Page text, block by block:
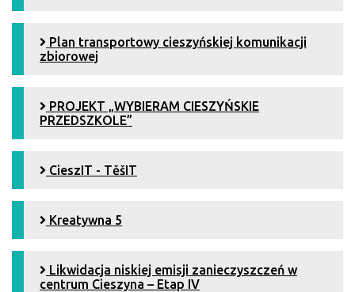
Plan transportowy cieszyńskiej komunikacji
zbiorowej
PROJEKT „WYBIERAM CIESZYŃSKIE
PRZEDSZKOLE”
CieszIT - TěšIT
Kreatywna 5
Likwidacja niskiej emisji zanieczyszczeń w
centrum Cieszyna – Etap IV